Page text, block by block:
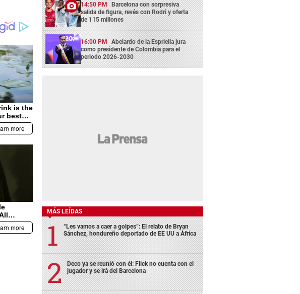
14:50 PM Barcelona con sorpresiva
salida de figura, revés con Rodri y oferta
de 115 millones
16:00 PM Abelardo de la Espriella jura
como presidente de Colombia para el
periodo 2026-2030
MÁS LEÍDAS
“Les vamos a caer a golpes”: El relato de Bryan
Sánchez, hondureño deportado de EE UU a África
Deco ya se reunió con él: Flick no cuenta con el
jugador y se irá del Barcelona